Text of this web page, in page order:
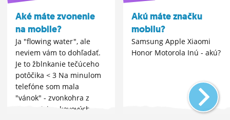
Aké máte zvonenie
na mobile?
Ja "flowing water", ale
neviem vám to dohľadať.
Je to žblnkanie tečúceho
potôčika < 3 Na minulom
telefóne som mala
"vánok" - zvonkohra z
drevených a kovových
Akú máte značku
mobilu?
Samsung Apple Xiaomi
Honor Motorola Inú - akú?